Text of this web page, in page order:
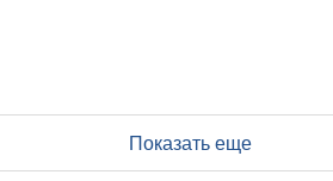
Показать еще